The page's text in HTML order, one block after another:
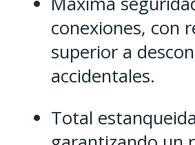
conexiones, con
superior a
accidentales.
Total